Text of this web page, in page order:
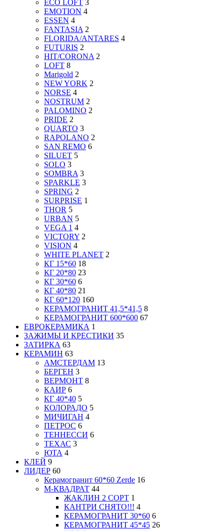
ECO LOFT 3
EMOTION 4
ESSEN 4
FANTASIA 2
FLORIDA/ANTARES 4
FUTURIS 2
HIT/CORONA 2
LOFT 8
Marigold 2
NEW YORK 2
NORSE 4
NOSTRUM 2
PALOMINO 2
PRIDE 2
QUARTO 3
RAPOLANO 2
SAN REMO 6
SILUET 5
SOLO 3
SOMBRA 3
SPARKLE 3
SPRING 2
SURPRISE 1
THOR 5
URBAN 5
VEGA 1 4
VICTORY 2
VISION 4
WHITE PLANET 2
КГ 15*60 18
КГ 20*80 23
КГ 30*60 6
КГ 40*80 21
КГ 60*120 160
КЕРАМОГРАНИТ 41,5*41,5 8
КЕРАМОГРАНИТ 600*600 67
ЕВРОКЕРАМИКА 1
ЗАЖИМЫ И КРЕСТИКИ 35
ЗАТИРКА 63
КЕРАМИН 63
АМСТЕРДАМ 13
БЕРГЕН 3
ВЕРМОНТ 8
КАИР 6
КГ 40*40 5
КОЛОРАДО 5
МИЧИГАН 4
ПЕТРОС 6
ТЕННЕССИ 6
ТЕХАС 3
ЮТА 4
КЛЕЙ 9
ЛИДЕР 60
Керамогранит 60*60 Zerde 16
М-КВАДРАТ 44
ЖАКЛИН 2 СОРТ 1
КАНТРИ СНЯТО!!! 4
КЕРАМОГРАНИТ 30*60 6
КЕРАМОГРАНИТ 45*45 26